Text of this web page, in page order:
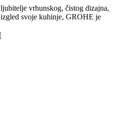
vrhunskog, čistog dizajna,
svoje kuhinje, GROHE je